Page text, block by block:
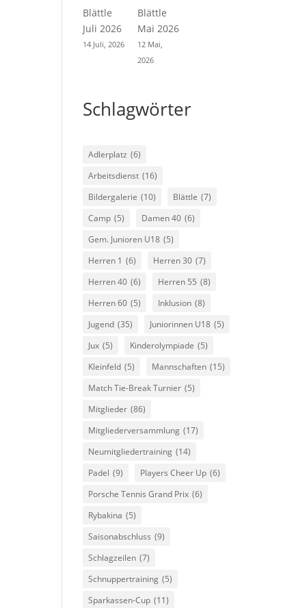
Blättle
Juli 2026
14 Juli, 2026
Blättle
Mai 2026
12 Mai,
2026
Schlagwörter
Adlerplatz (6)
Arbeitsdienst (16)
Bildergalerie (10) Blättle (7)
Camp (5) Damen 40 (6)
Gem. Junioren U18 (5)
Herren 1 (6) Herren 30 (7)
Herren 40 (6) Herren 55 (8)
Herren 60 (5) Inklusion (8)
Jugend (35) Juniorinnen U18 (5)
Jux (5) Kinderolympiade (5)
Kleinfeld (5) Mannschaften (15)
Match Tie-Break Turnier (5)
Mitglieder (86)
Mitgliederversammlung (17)
Neumitgliedertraining (14)
Padel (9) Players Cheer Up (6)
Porsche Tennis Grand Prix (6)
Rybakina (5)
Saisonabschluss (9)
Schlagzeilen (7)
Schnuppertraining (5)
Sparkassen-Cup (11)